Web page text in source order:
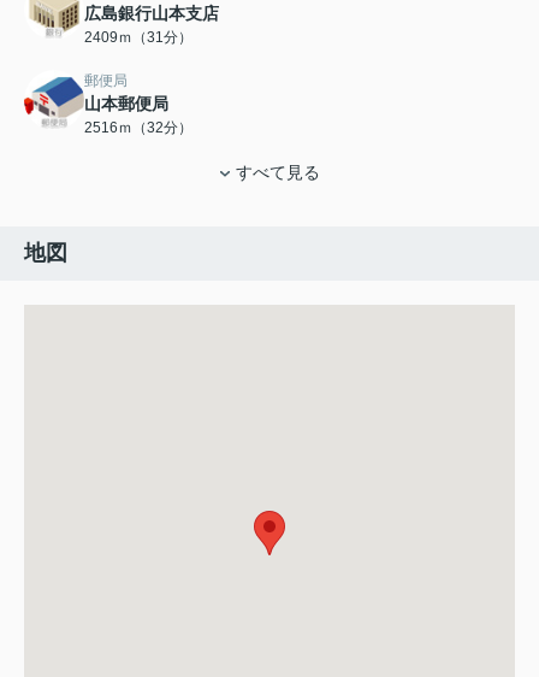
広島銀行山本支店
2409ｍ（31分）
郵便局
山本郵便局
2516ｍ（32分）
すべて見る
地図